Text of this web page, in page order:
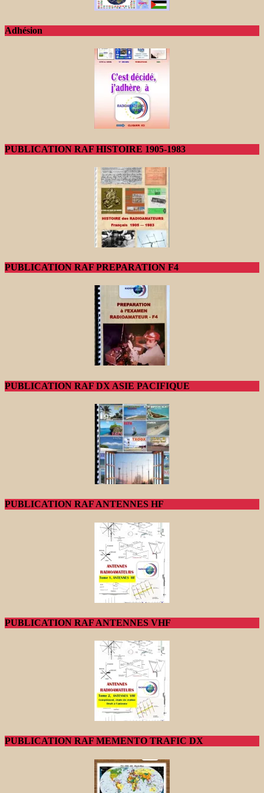
Adhésion
PUBLICATION RAF HISTOIRE 1905-1983
PUBLICATION RAF PREPARATION F4
PUBLICATION RAF DX ASIE PACIFIQUE
PUBLICATION RAF ANTENNES HF
PUBLICATION RAF ANTENNES VHF
PUBLICATION RAF MEMENTO TRAFIC DX